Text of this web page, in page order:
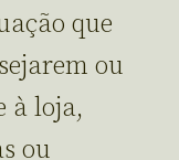
que
ou
à loja,
ou